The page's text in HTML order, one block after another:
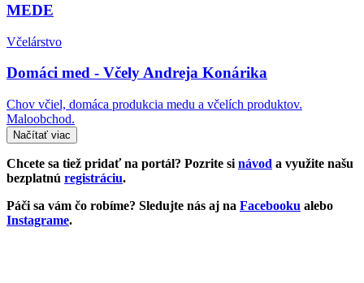
MEDE
Včelárstvo
Domáci med - Včely Andreja Konárika
Chov včiel, domáca produkcia medu a včelích produktov.
Maloobchod.
Načítať viac
Chcete sa tiež pridať na portál? Pozrite si návod a využite našu
bezplatnú registráciu.
Páči sa vám čo robíme? Sledujte nás aj na Facebooku alebo
Instagrame.